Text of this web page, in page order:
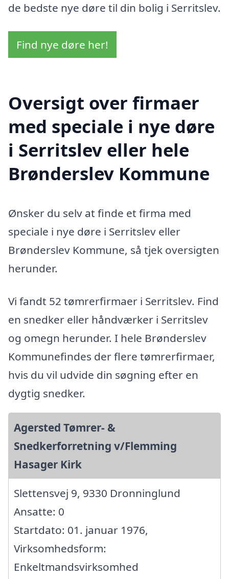
de bedste nye døre til din bolig i Serritslev.
Find nye døre her!
Oversigt over firmaer
med speciale i nye døre
i Serritslev eller hele
Brønderslev Kommune
Ønsker du selv at finde et firma med
speciale i nye døre i Serritslev eller
Brønderslev Kommune, så tjek oversigten
herunder.
Vi fandt 52 tømrerfirmaer i Serritslev. Find
en snedker eller håndværker i Serritslev
og omegn herunder. I hele Brønderslev
Kommunefindes der flere tømrerfirmaer,
hvis du vil udvide din søgning efter en
dygtig snedker.
Agersted Tømrer- &
Snedkerforretning v/Flemming
Hasager Kirk
Slettensvej 9, 9330 Dronninglund
Ansatte: 0
Startdato: 01. januar 1976,
Virksomhedsform:
Enkeltmandsvirksomhed